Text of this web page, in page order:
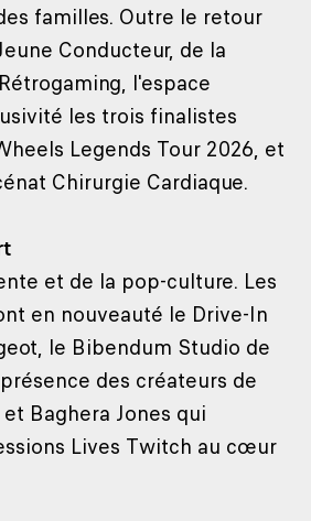
familles. Outre le retour
Conducteur, de la
l'espace
les trois finalistes
Legends Tour 2026, et
Chirurgie Cardiaque.
et de la pop-culture. Les
en nouveauté le Drive-In
le Bibendum Studio de
des créateurs de
Baghera Jones qui
Lives Twitch au cœur